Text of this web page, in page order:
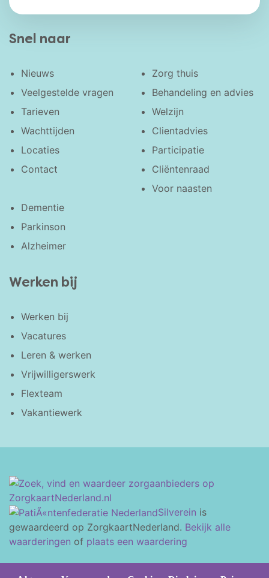
Snel naar
Nieuws
Veelgestelde vragen
Tarieven
Wachttijden
Locaties
Contact
Zorg thuis
Behandeling en advies
Welzijn
Clientadvies
Participatie
Cliëntenraad
Voor naasten
Dementie
Parkinson
Alzheimer
Werken bij
Werken bij
Vacatures
Leren & werken
Vrijwilligerswerk
Flexteam
Vakantiewerk
Silverein is
gewaardeerd op ZorgkaartNederland. Bekijk alle
waarderingen of plaats een waardering